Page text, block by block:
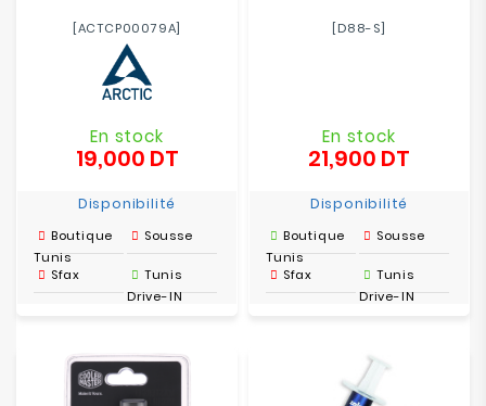
[ACTCP00079A]
En stock
19,000 DTPrix
Disponibilité
Boutique
Tunis
Sousse
Sfax
Tunis
Drive-IN
[D88-S]
En stock
21,900 DT
Disponibilité
Boutique
Tunis
Sousse
Sfax
Tunis
Drive-IN